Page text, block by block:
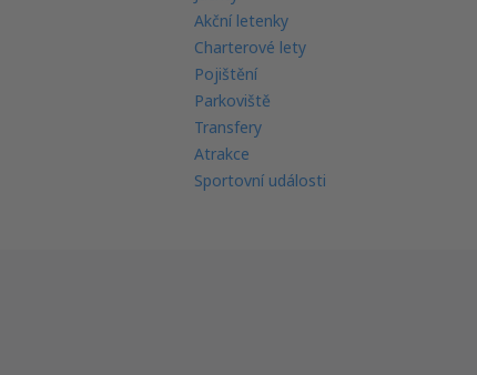
Akční letenky
Charterové lety
Pojištění
Parkoviště
Transfery
Atrakce
Sportovní události